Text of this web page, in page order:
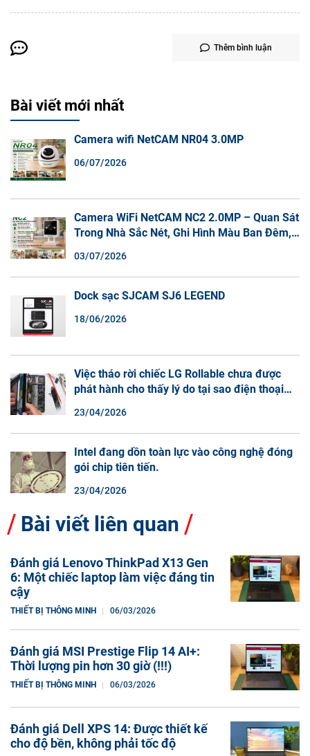
Thêm bình luận
Bài viết mới nhất
Camera wifi NetCAM NR04 3.0MP
06/07/2026
Camera WiFi NetCAM NC2 2.0MP – Quan Sát
Trong Nhà Sắc Nét, Ghi Hình Màu Ban Đêm,
03/07/2026
Dock sạc SJCAM SJ6 LEGEND
18/06/2026
Việc tháo rời chiếc LG Rollable chưa được
phát hành cho thấy lý do tại sao điện thoại
23/04/2026
Intel đang dồn toàn lực vào công nghệ đóng
gói chip tiên tiến.
23/04/2026
Bài viết liên quan
Đánh giá Lenovo ThinkPad X13 Gen
6: Một chiếc laptop làm việc đáng tin
cậy
THIẾT BỊ THÔNG MINH 06/03/2026
Đánh giá MSI Prestige Flip 14 AI+:
Thời lượng pin hơn 30 giờ (!!!)
THIẾT BỊ THÔNG MINH 06/03/2026
Đánh giá Dell XPS 14: Được thiết kế
cho độ bền, không phải tốc độ